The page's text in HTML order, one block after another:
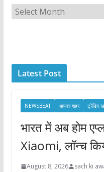
Latest Post
NEWSBEAT आपका शहर ट्रेंडिंग
भारत में अब होम
Xiaomi, लॉन्च
August 8, 2026 sach ki